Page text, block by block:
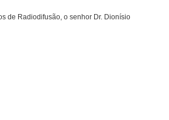
de Radiodifusão, o senhor Dr. Dionísio